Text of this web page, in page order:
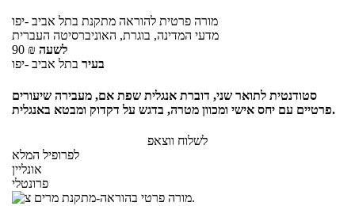
מורה פרטית להוראה מתקנת בתל אביב -יפו
מדעי המדינה, בוגרת, האוניברסיטה העברית
90 ₪ לשעה
בעיר בתל אביב -יפו
סטודנטית לתואר שני, דוברת אנגלית שפת אם, מעבירה שיעורים
פרטיים עם יחס אישי ומכוון מטרה, בדגש על דקדוק ומבטא באנגלית.
לשלוח ווצאפ
לפרופיל המלא
אונליין
פרונטלי